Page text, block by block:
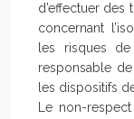
d’effectuer des
concernant
les risques
responsable
les dispositifs
Le non-